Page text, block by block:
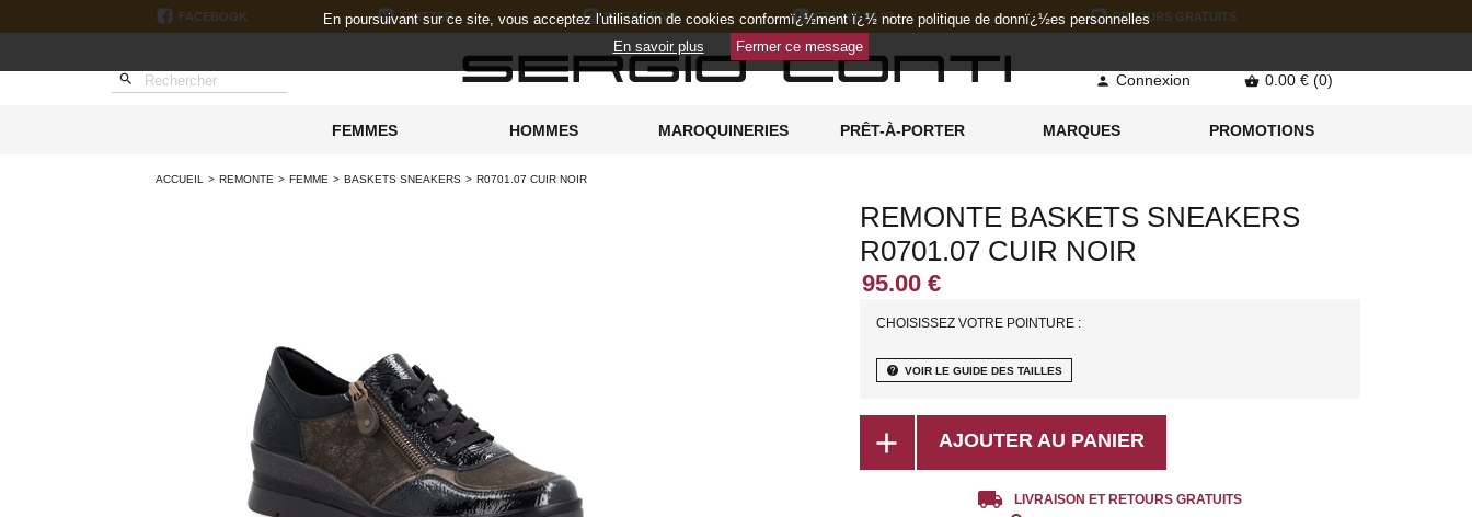
FACEBOOK TWITTER INSTAGRAM 07 52 05 36 97 RETOURS GRATUITS
  Connexion  0.00 € (0)
FEMMES HOMMES MAROQUINERIES PRÊT-À-PORTER MARQUES PROMOTIONS
ACCUEIL REMONTE FEMME BASKETS SNEAKERS R0701.07 CUIR NOIR
REMONTE BASKETS SNEAKERS
R0701.07 CUIR NOIR
CHOISISSEZ VOTRE POINTURE :
help VOIR LE GUIDE DES TAILLES
add AJOUTER AU PANIER
local_shipping LIVRAISON ET RETOURS GRATUITS
En poursuivant sur ce site, vous acceptez l'utilisation de cookies conformï¿½ment ï¿½ notre politique de donnï¿½es personnelles
En savoir plus
Fermer ce message